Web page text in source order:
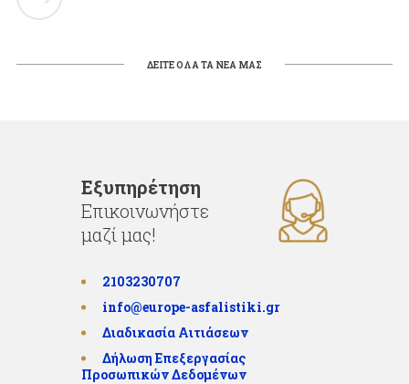
ΔΕΙΤΕ ΟΛΑ ΤΑ ΝΕΑ ΜΑΣ
Εξυπηρέτηση
Επικοινωνήστε
μαζί μας!
2103230707
info@europe-asfalistiki.gr
Διαδικασία Αιτιάσεων
Δήλωση Επεξεργασίας
Προσωπικών Δεδομένων